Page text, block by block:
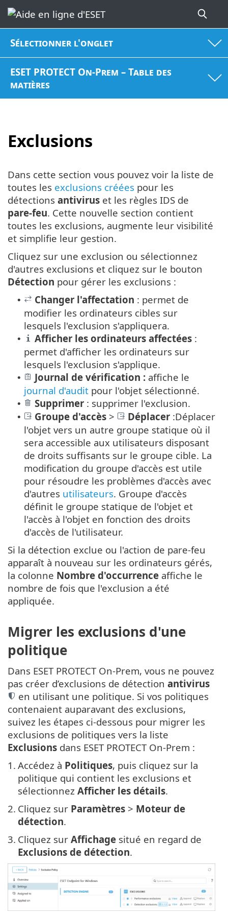
Sélectionner l'onglet
ESET PROTECT On-Prem – Table des
matières
Exclusions
Dans cette section vous pouvez voir la liste de
toutes les exclusions créées pour les
détections antivirus et les règles IDS de
pare-feu. Cette nouvelle section contient
toutes les exclusions, augmente leur visibilité
et simplifie leur gestion.
Cliquez sur une exclusion ou sélectionnez
d'autres exclusions et cliquez sur le bouton
Détection pour gérer les exclusions :
• Changer l'affectation : permet de
modifier les ordinateurs cibles sur
lesquels l'exclusion s'appliquera.
• Afficher les ordinateurs affectées :
permet d'afficher les ordinateurs sur
lesquels l'exclusion s'applique.
• Journal de vérification : affiche le
journal d'audit pour l'objet sélectionné.
• Supprimer : supprimer l'exclusion.
• Groupe d'accès > Déplacer :Déplacer
l'objet vers un autre groupe statique où il
sera accessible aux utilisateurs disposant
de droits suffisants sur le groupe cible. La
modification du groupe d'accès est utile
pour résoudre les problèmes d'accès avec
d'autres utilisateurs. Groupe d'accès
définit le groupe statique de l'objet et
l'accès à l'objet en fonction des droits
d'accès de l'utilisateur.
Si la détection exclue ou l'action de pare-feu
apparaît à nouveau sur les ordinateurs gérés,
la colonne Nombre d'occurrence affiche le
nombre de fois que l'exclusion a été
appliquée.
Migrer les exclusions d'une
politique
Dans ESET PROTECT On-Prem, vous ne pouvez
pas créer d’exclusions de détection antivirus
en utilisant une politique. Si vos politiques
contenaient auparavant des exclusions,
suivez les étapes ci-dessous pour migrer les
exclusions de politiques vers la liste
Exclusions dans ESET PROTECT On-Prem :
1. Accédez à Politiques, puis cliquez sur la
politique qui contient les exclusions et
sélectionnez Afficher les détails.
2. Cliquez sur Paramètres > Moteur de
détection.
3. Cliquez sur Affichage situé en regard de
Exclusions de détection.